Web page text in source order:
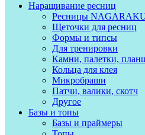
Наращивание ресниц
Ресницы
Щеточки для ресниц
Формы и типсы
Для тренировки
Камни, палетки,
Кольца для клея
Микробраши
Патчи, валики, скотч
Другое
Базы и топы
Базы и праймеры